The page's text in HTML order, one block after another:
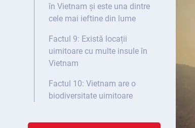
în Vietnam și este una dintre
cele mai ieftine din lume
Factul 9: Există locații
uimitoare cu multe insule în
Vietnam
Factul 10: Vietnam are o
biodiversitate uimitoare